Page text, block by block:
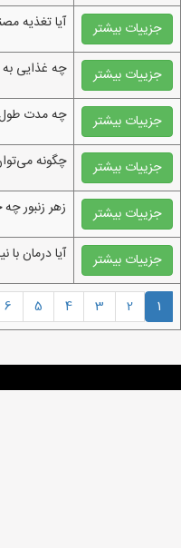
جزییات بیشتر آیا تغذیه
جزییات بیشتر چه غذایی به
جزییات بیشتر چه مدت
جزییات بیشتر چگونه
جزییات بیشتر زهر زنبور
جزییات بیشتر آیا درمان
1
2
3
4
5
6